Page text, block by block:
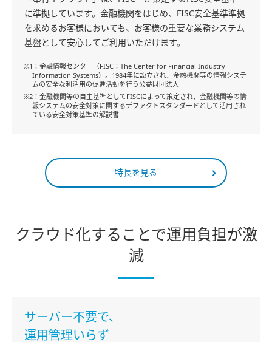
に準拠しています。金融機関をはじめ、FISC安全基準準拠
を求めるお客様においても、お客様の重要な業務システム
基盤として安心してご利用いただけます。
※1：金融情報センター（FISC：The Center for Financial Industry
Information Systems）。1984年に設立され、金融機関等の情報システ
ムの安全な利活用の促進活動を行う公益財団法人
※2：金融機関等の自主基準としてFISCによって策定され、金融機関等の情
報システムの安全対策に関するデファクトスタンダードとして活用され
ている安全対策基準の解説書
特長を見る
クラウド化することで運用負担が激
減
サーバー不要で、
運用管理いらず